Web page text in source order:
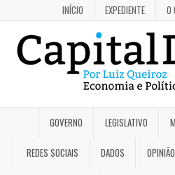
INÍCIO EXPEDIENTE O
GOVERNO LEGISLATIVO
REDES SOCIAIS DADOS OPINIÃO